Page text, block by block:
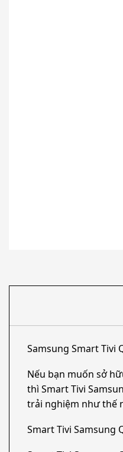
Samsung Smart Tivi
Nếu bạn muốn sở
thì Smart Tivi
trải nghiệm như thế
Smart Tivi Samsung